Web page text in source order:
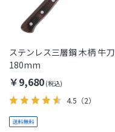
ステンレス三層鋼 木柄 牛刀
180mm
￥9,680
4.5 （2）